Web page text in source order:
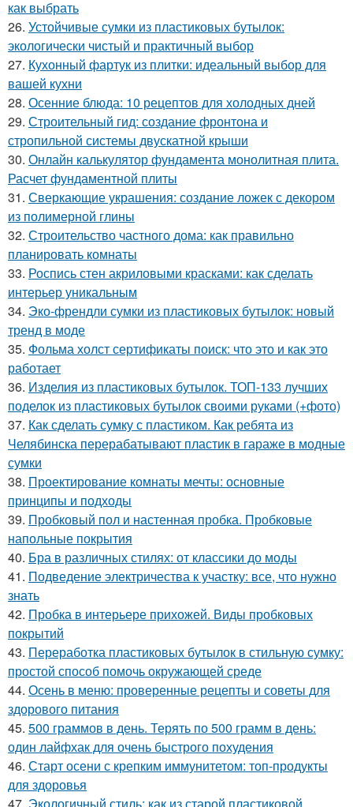
как выбрать
26. Устойчивые сумки из пластиковых бутылок:
экологически чистый и практичный выбор
27. Кухонный фартук из плитки: идеальный выбор для
вашей кухни
28. Осенние блюда: 10 рецептов для холодных дней
29. Строительный гид: создание фронтона и
стропильной системы двускатной крыши
30. Онлайн калькулятор фундамента монолитная плита.
Расчет фундаментной плиты
31. Сверкающие украшения: создание ложек с декором
из полимерной глины
32. Строительство частного дома: как правильно
планировать комнаты
33. Роспись стен акриловыми красками: как сделать
интерьер уникальным
34. Эко-френдли сумки из пластиковых бутылок: новый
тренд в моде
35. Фольма холст сертификаты поиск: что это и как это
работает
36. Изделия из пластиковых бутылок. ТОП-133 лучших
поделок из пластиковых бутылок своими руками (+фото)
37. Как сделать сумку с пластиком. Как ребята из
Челябинска перерабатывают пластик в гараже в модные
сумки
38. Проектирование комнаты мечты: основные
принципы и подходы
39. Пробковый пол и настенная пробка. Пробковые
напольные покрытия
40. Бра в различных стилях: от классики до моды
41. Подведение электричества к участку: все, что нужно
знать
42. Пробка в интерьере прихожей. Виды пробковых
покрытий
43. Переработка пластиковых бутылок в стильную сумку:
простой способ помочь окружающей среде
44. Осень в меню: проверенные рецепты и советы для
здорового питания
45. 500 граммов в день. Терять по 500 грамм в день:
один лайфхак для очень быстрого похудения
46. Старт осени с крепким иммунитетом: топ-продукты
для здоровья
47. Экологичный стиль: как из старой пластиковой